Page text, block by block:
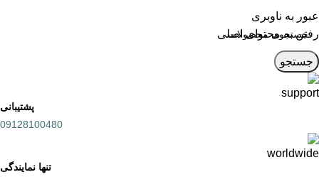
عبور به ناوبری
رفتن به محتوای اصلی
جستجو
پشتیبانی
09128100480
تنها نمایندگی